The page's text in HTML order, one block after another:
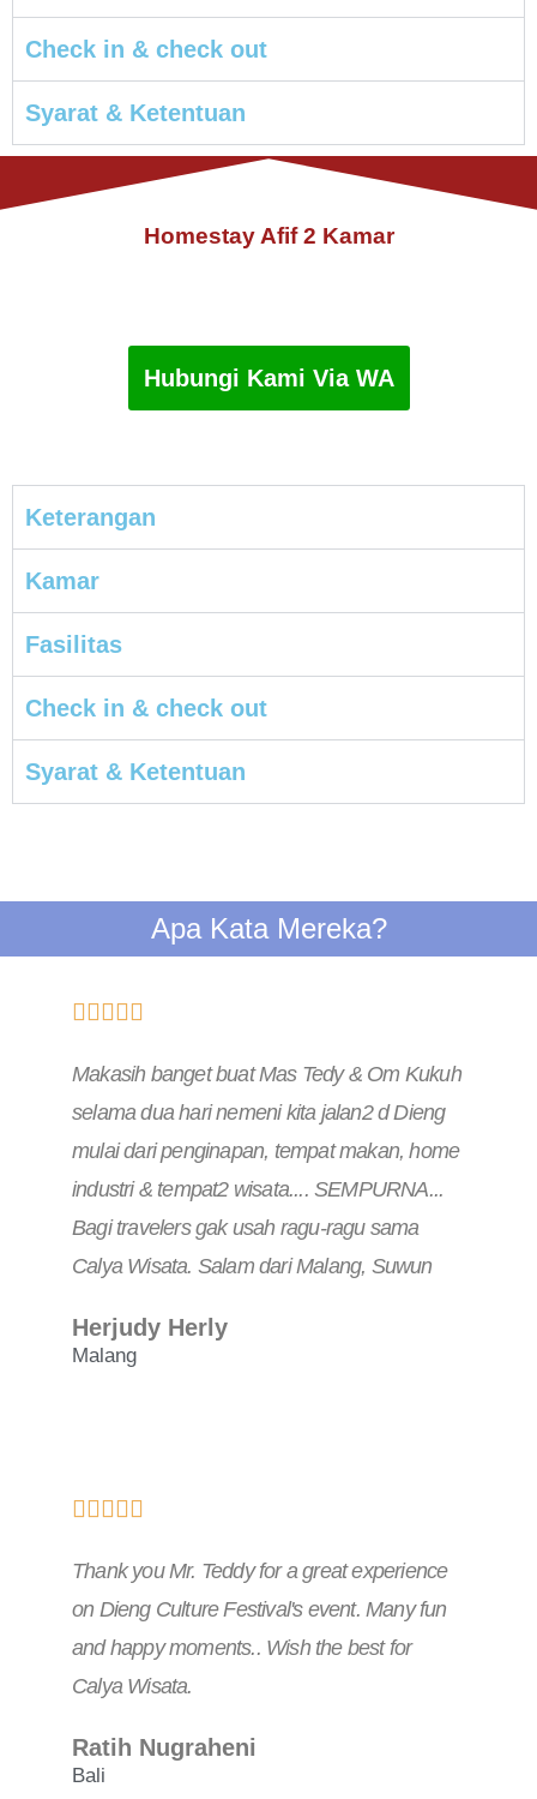
Check in & check out
Syarat & Ketentuan
Homestay Afif 2 Kamar
Hubungi Kami Via WA
Keterangan
Kamar
Fasilitas
Check in & check out
Syarat & Ketentuan
Apa Kata Mereka?

Makasih banget buat Mas Tedy & Om Kukuh
selama dua hari nemeni kita jalan2 d Dieng
mulai dari penginapan, tempat makan, home
industri & tempat2 wisata.... SEMPURNA...
Bagi travelers gak usah ragu-ragu sama
Calya Wisata. Salam dari Malang, Suwun
Herjudy Herly
Malang

Thank you Mr. Teddy for a great experience
on Dieng Culture Festival's event. Many fun
and happy moments.. Wish the best for
Calya Wisata.
Ratih Nugraheni
Bali